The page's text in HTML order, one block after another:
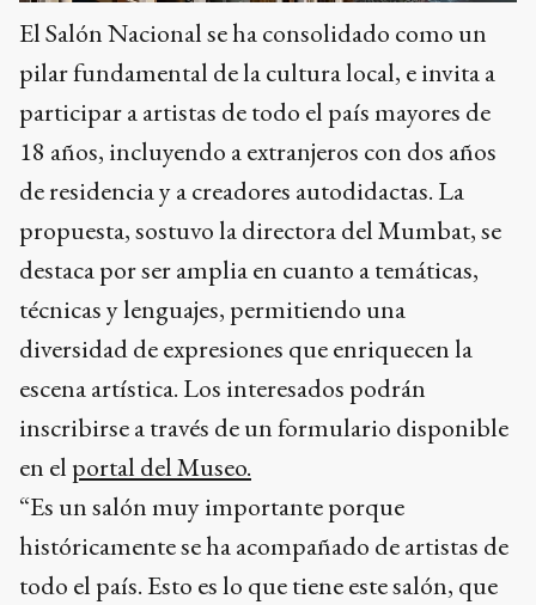
El Salón Nacional se ha consolidado como un
pilar fundamental de la cultura local, e invita a
participar a artistas de todo el país mayores de
18 años, incluyendo a extranjeros con dos años
de residencia y a creadores autodidactas. La
propuesta, sostuvo la directora del Mumbat, se
destaca por ser amplia en cuanto a temáticas,
técnicas y lenguajes, permitiendo una
diversidad de expresiones que enriquecen la
escena artística. Los interesados podrán
inscribirse a través de un formulario disponible
en el portal del Museo.
“Es un salón muy importante porque
históricamente se ha acompañado de artistas de
todo el país. Esto es lo que tiene este salón, que